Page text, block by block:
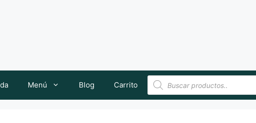
Menú Blog Carrito
Búsqueda
de
productos